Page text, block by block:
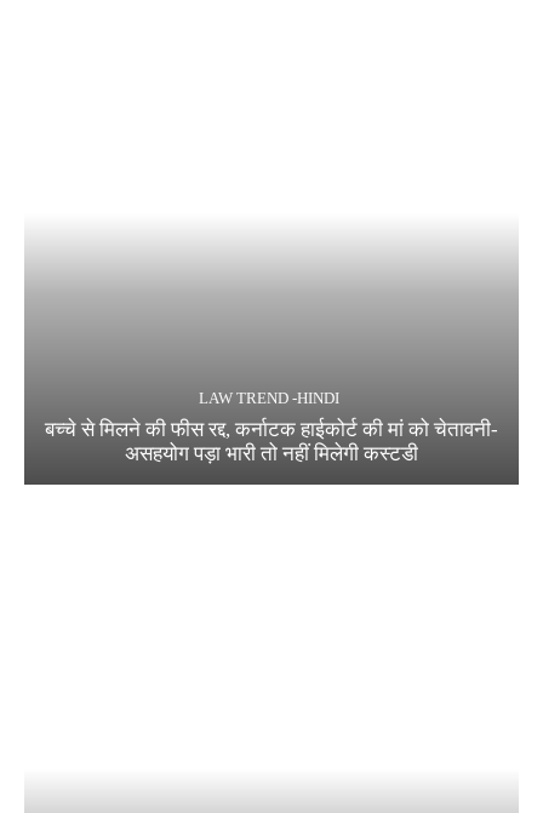
LAW TREND -HINDI
बच्चे से मिलने की फीस रद्द, कर्नाटक हाईकोर्ट की मां को चेतावनी-
असहयोग पड़ा भारी तो नहीं मिलेगी कस्टडी